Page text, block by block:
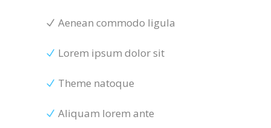
Aenean commodo ligula
Lorem ipsum dolor sit
Theme natoque
Aliquam lorem ante